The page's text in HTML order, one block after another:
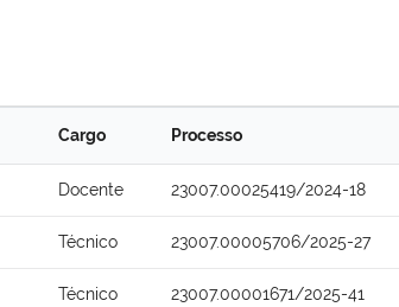
Cargo Processo
Docente 23007.00025419/2024-18
Técnico 23007.00005706/2025-27
Técnico 23007.00001671/2025-41